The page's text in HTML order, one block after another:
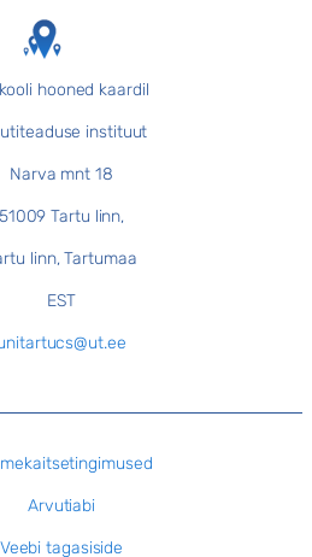
hooned kaardil
instituut
Narva mnt 18
51009 Tartu linn,
linn, Tartumaa
EST
Arvutiabi
Veebi tagasiside